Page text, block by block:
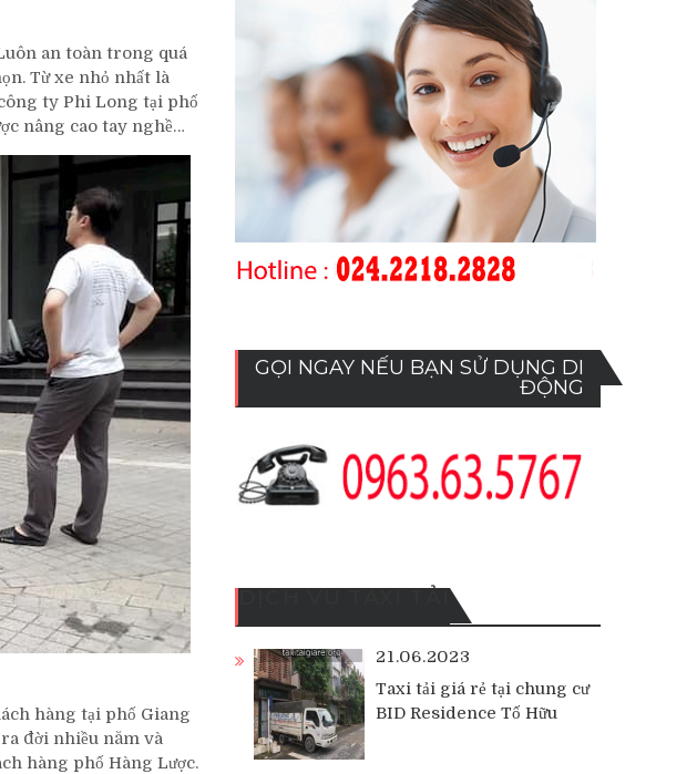
an toàn trong quá
Từ xe nhỏ nhất là
ty Phi Long tại phố
nâng cao tay nghề…
hàng tại phố Giang
đời nhiều năm và
hàng phố Hàng Lược.
GỌI NGAY NẾU BẠN SỬ DỤNG DI
ĐỘNG
21.06.2023
Taxi tải giá rẻ tại chung cư
BID Residence Tố Hữu